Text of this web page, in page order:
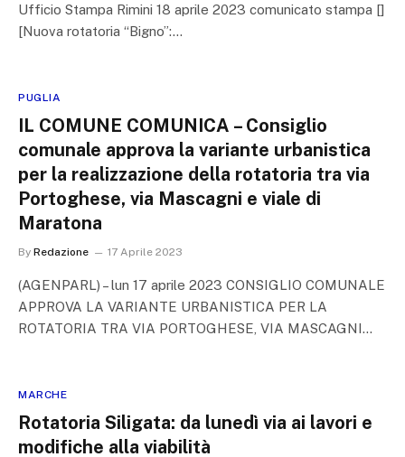
Ufficio Stampa Rimini 18 aprile 2023 comunicato stampa []
[Nuova rotatoria “Bigno”:…
PUGLIA
IL COMUNE COMUNICA – Consiglio
comunale approva la variante urbanistica
per la realizzazione della rotatoria tra via
Portoghese, via Mascagni e viale di
Maratona
By Redazione 17 Aprile 2023
(AGENPARL) – lun 17 aprile 2023 CONSIGLIO COMUNALE
APPROVA LA VARIANTE URBANISTICA PER LA
ROTATORIA TRA VIA PORTOGHESE, VIA MASCAGNI…
MARCHE
Rotatoria Siligata: da lunedì via ai lavori e
modifiche alla viabilità